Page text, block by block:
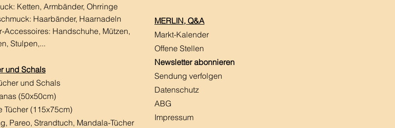
Ketten, Armbänder, Ohrringe
Haarbänder, Haarnadeln
Accessoires: Handschuhe, Mützen,
Stulpen,...
und Schals
und Schals
(50x50cm)
Tücher (115x75cm)
Pareo, Strandtuch, Mandala-Tücher
MERLIN, Q&A
Markt-Kalender
Offene Stellen
Newsletter abonnieren
Sendung verfolgen
Datenschutz
ABG
Impressum